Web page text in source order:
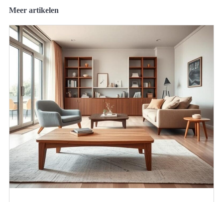
Meer artikelen